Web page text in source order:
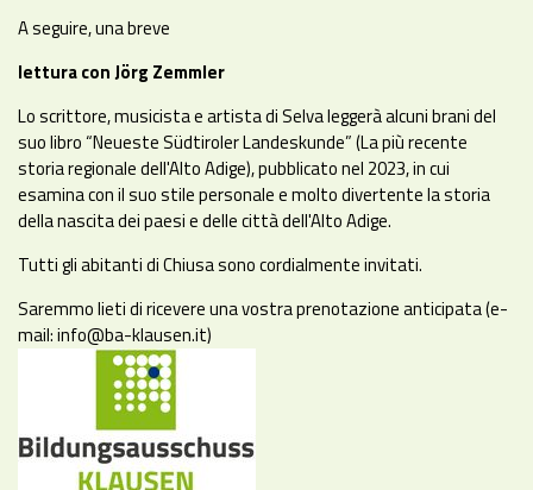
A seguire, una breve
lettura con Jörg Zemmler
Lo scrittore, musicista e artista di Selva leggerà alcuni brani del
suo libro “Neueste Südtiroler Landeskunde” (La più recente
storia regionale dell'Alto Adige), pubblicato nel 2023, in cui
esamina con il suo stile personale e molto divertente la storia
della nascita dei paesi e delle città dell'Alto Adige.
Tutti gli abitanti di Chiusa sono cordialmente invitati.
Saremmo lieti di ricevere una vostra prenotazione anticipata (e-
mail: info@ba-klausen.it)